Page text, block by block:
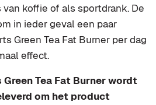
koffie of als sportdrank. De
in ieder geval een paar
Green Tea Fat Burner per dag
effect.
Tea Fat Burner wordt
om het product